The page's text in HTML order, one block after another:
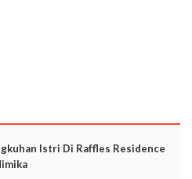
Istri Di Raffles Residence